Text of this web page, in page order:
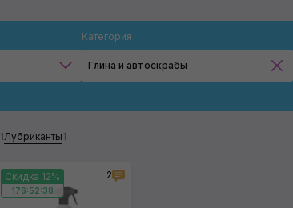
Категория
Глина и автоскрабы
1Лубриканты1
Скидка 12%
176:52:37
2